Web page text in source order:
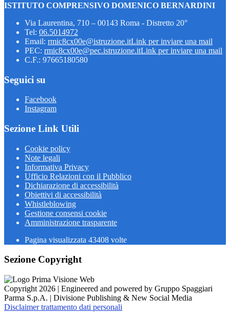
ISTITUTO COMPRENSIVO DOMENICO BERNARDINI
Via Laurentina, 710 – 00143 Roma - Distretto 20°
Tel: 06.5014972
Email: rmic8cx00e@istruzione.itLink per inviare una mail
PEC: rmic8cx00e@pec.istruzione.itLink per inviare una mail
C.F.: 97665180580
Seguici su
Facebook
Instagram
Sezione Link Utili
Cookie policy
Note legali
Informativa Privacy
Ufficio Relazioni con il Pubblico
Dichiarazione di accessibilità
Obiettivi di accessibilità
Whistleblowing
Gestione consensi cookie
Amministrazione trasparente
Pagina visualizzata 43408 volte
Sezione Copyright
Copyright 2026 | Engineered and powered by Gruppo Spaggiari
Parma S.p.A. | Divisione Publishing & New Social Media
Disclaimer trattamento dati personali